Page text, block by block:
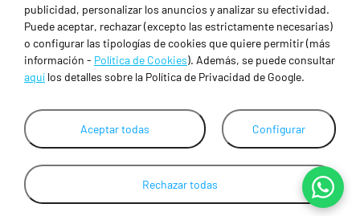
SOBRE NOSOTROS
Empresa
Blog
Tienda
Empresas
Contacto
publicidad, personalizar los anuncios y analizar su efectividad.
Puede aceptar, rechazar (excepto las estrictamente necesarias)
o configurar las tipologías de cookies que quiere permitir (más
información - Política de Cookies). Además, se puede consultar
aquí los detalles sobre la Política de Privacidad de Google.
Aceptar todas Configurar
Rechazar todas